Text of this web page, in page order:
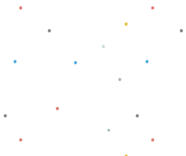
Baca selengkapnya